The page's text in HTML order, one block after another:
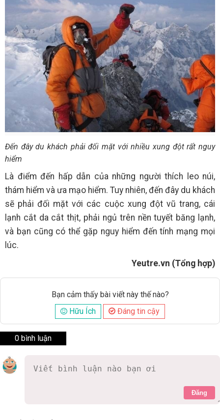
Đến đây du khách phải đối mặt với nhiều xung đột rất nguy
hiểm
Là điểm đến hấp dẫn của những người thích leo núi,
thám hiểm và ưa mạo hiểm. Tuy nhiên, đến đây du khách
sẽ phải đối mặt với các cuộc xung đột vũ trang, cái
lạnh cắt da cắt thịt, phải ngủ trên nền tuyết băng lạnh,
và bạn cũng có thể gặp nguy hiểm đến tính mạng mọi
lúc.
Yeutre.vn (Tổng hợp)
Bạn cảm thấy bài viết này thế nào?
Hữu Ích
Đáng tin cậy
0 bình luận
Đăng